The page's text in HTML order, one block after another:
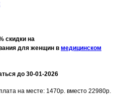
скидки на
для женщин в медицинском
до 30-01-2026
на месте: 1470р. вместо 22980р.